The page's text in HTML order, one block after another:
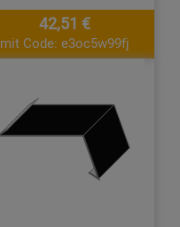
42,51 €
mit Code: e3oc5w99fj